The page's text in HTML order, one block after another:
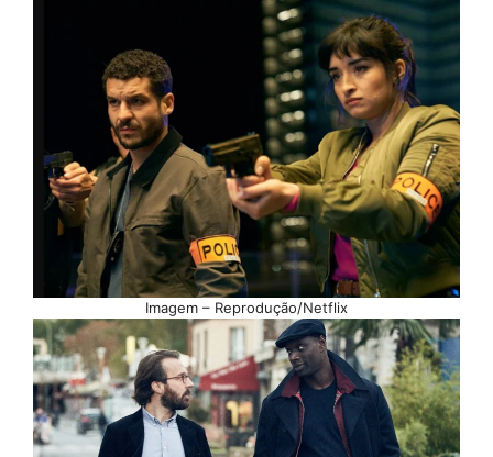
Imagem – Reprodução/Netflix